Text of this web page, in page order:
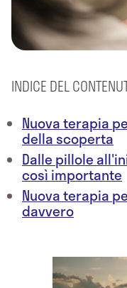
INDICE DEL
Nuova terapia
della scoperta
Dalle pillole
così importante
Nuova terapia
davvero